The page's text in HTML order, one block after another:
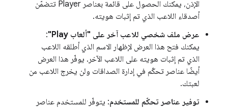
الإذن، يمكنك الحصول على قائمة بعناصر Player تتضمّن
أصدقاء اللاعب الذي تم إثبات هويته.
عرض ملف شخصي للاعب آخر على "ألعاب Play"
:
يمكنك فتح هذا العرض لإظهار الاسم الذي أطلقه اللاعب
الذي تم إثبات هويته على اللاعب الآخر. يوفّر هذا العرض
أيضًا عناصر تحكّم في إدارة الصداقات ولن يخرج اللاعب من
لعبتك.
توفير عناصر تحكّم للمستخدم: يتوفّر للمستخدم عناصر